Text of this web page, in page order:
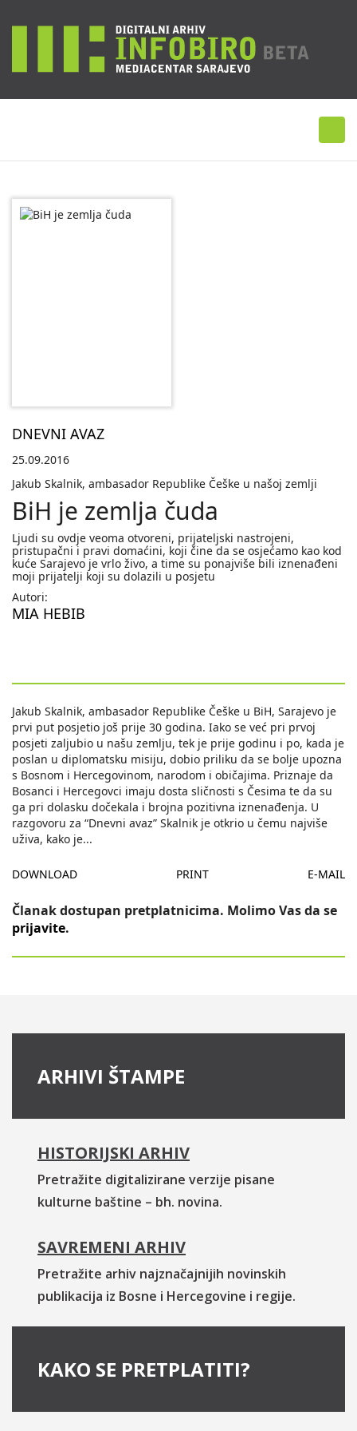
DNEVNI AVAZ
25.09.2016
Jakub Skalnik, ambasador Republike Češke u našoj zemlji
BiH je zemlja čuda
Ljudi su ovdje veoma otvoreni, prijateljski nastrojeni,
pristupačni i pravi domaćini, koji čine da se osjećamo kao kod
kuće Sarajevo je vrlo živo, a time su ponajviše bili iznenađeni
moji prijatelji koji su dolazili u posjetu
Autori:
MIA HEBIB
Jakub Skalnik, ambasador Republike Češke u BiH, Sarajevo je
prvi put posjetio još prije 30 godina. Iako se već pri prvoj
posjeti zaljubio u našu zemlju, tek je prije godinu i po, kada je
poslan u diplomatsku misiju, dobio priliku da se bolje upozna
s Bosnom i Hercegovinom, narodom i običajima. Priznaje da
Bosanci i Hercegovci imaju dosta sličnosti s Česima te da su
ga pri dolasku dočekala i brojna pozitivna iznenađenja. U
razgovoru za “Dnevni avaz” Skalnik je otkrio u čemu najviše
uživa, kako je...
DOWNLOAD PRINT E-MAIL
Članak dostupan pretplatnicima. Molimo Vas da se
prijavite.
ARHIVI ŠTAMPE
HISTORIJSKI ARHIV
Pretražite digitalizirane verzije pisane
kulturne baštine – bh. novina.
SAVREMENI ARHIV
Pretražite arhiv najznačajnijih novinskih
publikacija iz Bosne i Hercegovine i regije.
KAKO SE PRETPLATITI?